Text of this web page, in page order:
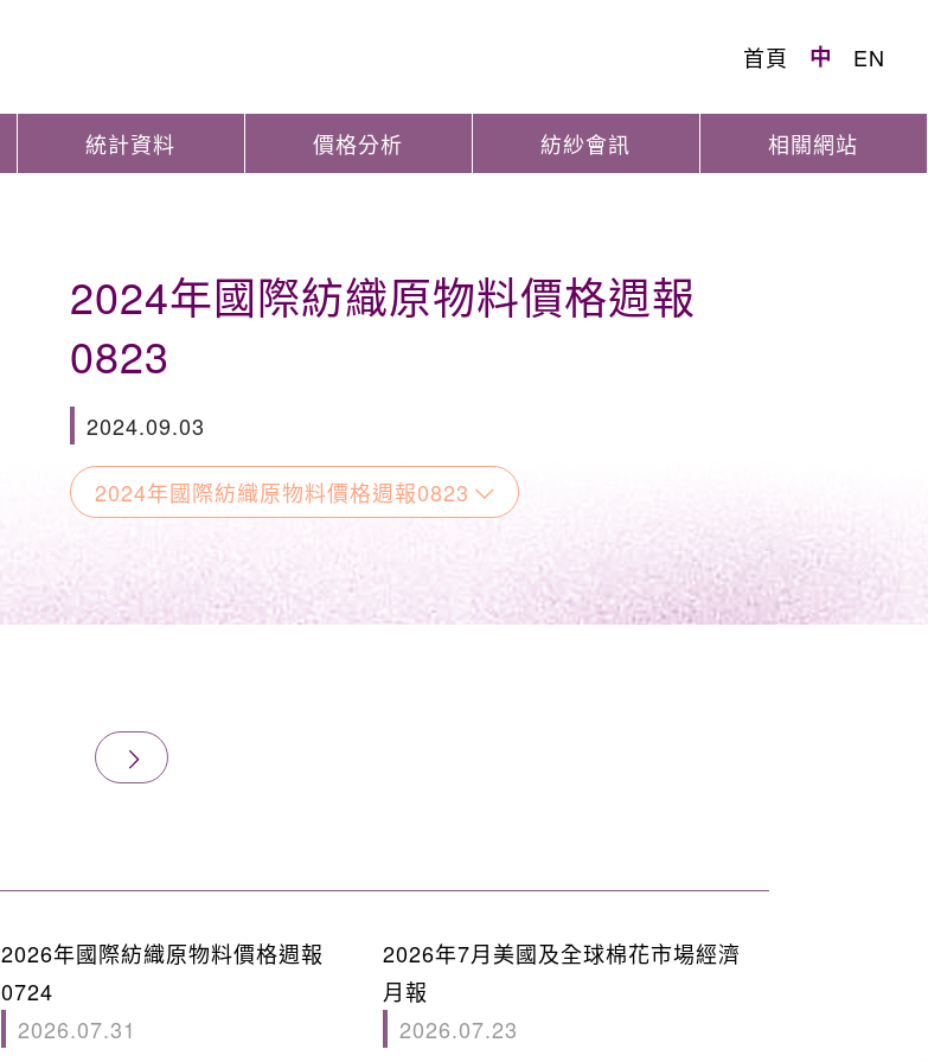
首頁 中 EN
統計資料 價格分析 紡紗會訊 相關網站
2024年國際紡織原物料價格週報
0823
2024.09.03
2024年國際紡織原物料價格週報0823
2026年國際紡織原物料價格週報
0724
2026.07.31
2026年7月美國及全球棉花市場經濟
月報
2026.07.23